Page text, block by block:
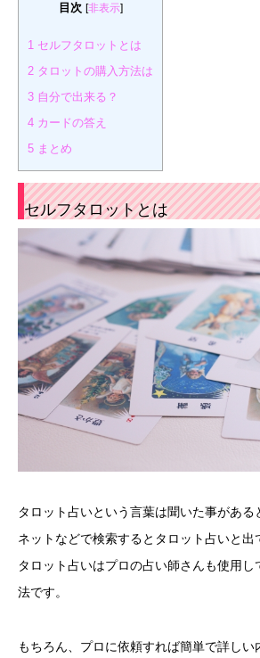
目次 [非表示]
1 セルフタロットとは
2 タロットの購入方法は
3 自分で出来る？
4 カードの答え
5 まとめ
セルフタロットとは
タロット占いという言葉は聞いた事がある
ネットなどで検索するとタロット占いと出
タロット占いはプロの占い師さんも使用
法です。
もちろん、プロに依頼すれば簡単で詳しい